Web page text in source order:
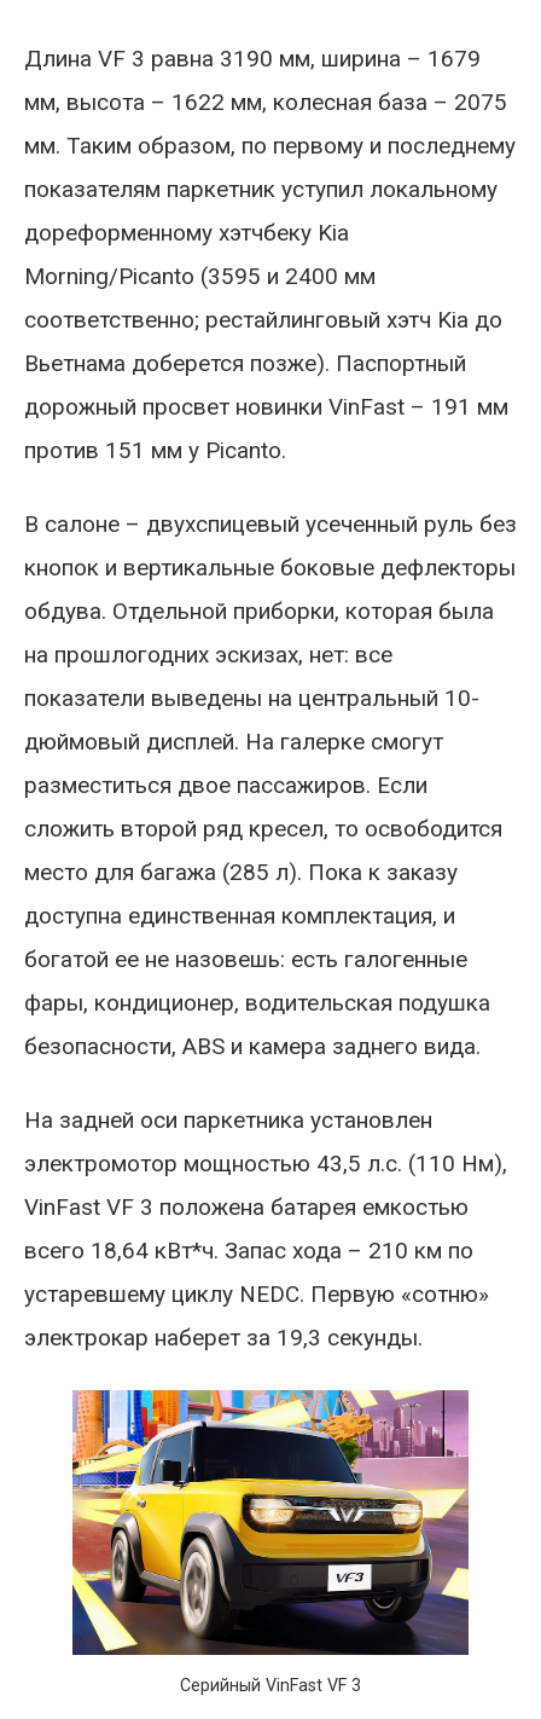
Длина VF 3 равна 3190 мм, ширина – 1679
мм, высота – 1622 мм, колесная база – 2075
мм. Таким образом, по первому и последнему
показателям паркетник уступил локальному
дореформенному хэтчбеку Kia
Morning/Picanto (3595 и 2400 мм
соответственно; рестайлинговый хэтч Kia до
Вьетнама доберется позже). Паспортный
дорожный просвет новинки VinFast – 191 мм
против 151 мм у Picanto.
В салоне – двухспицевый усеченный руль без
кнопок и вертикальные боковые дефлекторы
обдува. Отдельной приборки, которая была
на прошлогодних эскизах, нет: все
показатели выведены на центральный 10-
дюймовый дисплей. На галерке смогут
разместиться двое пассажиров. Если
сложить второй ряд кресел, то освободится
место для багажа (285 л). Пока к заказу
доступна единственная комплектация, и
богатой ее не назовешь: есть галогенные
фары, кондиционер, водительская подушка
безопасности, ABS и камера заднего вида.
На задней оси паркетника установлен
электромотор мощностью 43,5 л.с. (110 Нм),
VinFast VF 3 положена батарея емкостью
всего 18,64 кВт*ч. Запас хода – 210 км по
устаревшему циклу NEDC. Первую «сотню»
электрокар наберет за 19,3 секунды.
Серийный VinFast VF 3